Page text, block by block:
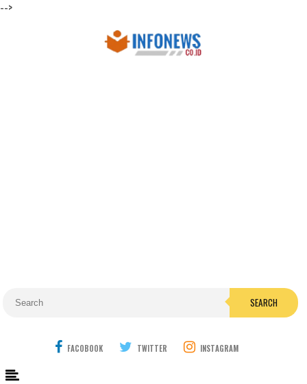
-->
SEARCH
FACOBOOK TWITTER INSTAGRAM